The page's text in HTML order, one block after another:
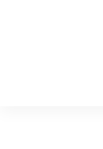
Masyarakat